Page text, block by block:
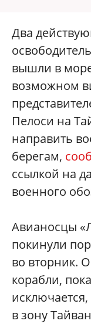
Два
вышли в
возможном
Пелоси на
направить
берегам,
ссылкой на
военного
Авианосцы
покинули
во вторник.
корабли,
в зону